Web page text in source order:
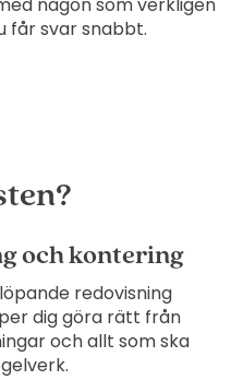
någon som verkligen
får svar snabbt.
och kontering
redovisning
dig göra rätt från
och allt som ska